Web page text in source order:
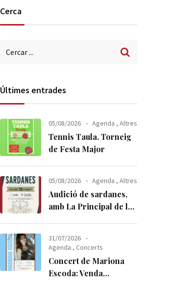
Cerca
Últimes entrades
05/08/2026 Agenda , Altres
Tennis Taula. Torneig
de Festa Major
05/08/2026 Agenda , Altres
Audició de sardanes,
amb La Principal de la
31/07/2026
Agenda , Concerts
Concert de Mariona
Escoda: Venda